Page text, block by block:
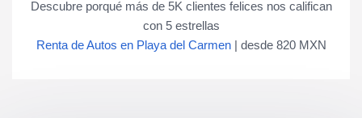
Descubre porqué más de 5K clientes felices nos califican
con 5estrellas
Renta de Autos en Playa del Carmen| desde 820MXN